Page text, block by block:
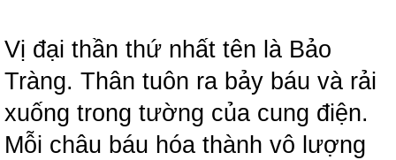
Vị đại thần thứ nhất tên là Bảo
Tràng. Thân tuôn ra bảy báu và rải
xuống trong tường của cung điện.
Mỗi châu báu hóa thành vô lượng